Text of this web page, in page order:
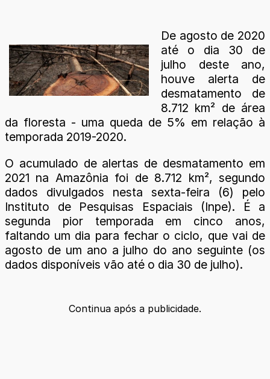
De agosto de 2020
até o dia 30 de
julho deste ano,
houve alerta de
desmatamento de
8.712 km² de área
da floresta - uma queda de 5% em relação à
temporada 2019-2020.
O acumulado de alertas de desmatamento em
2021 na Amazônia foi de 8.712 km², segundo
dados divulgados nesta sexta-feira (6) pelo
Instituto de Pesquisas Espaciais (Inpe). É a
segunda pior temporada em cinco anos,
faltando um dia para fechar o ciclo, que vai de
agosto de um ano a julho do ano seguinte (os
dados disponíveis vão até o dia 30 de julho).
Continua após a publicidade.